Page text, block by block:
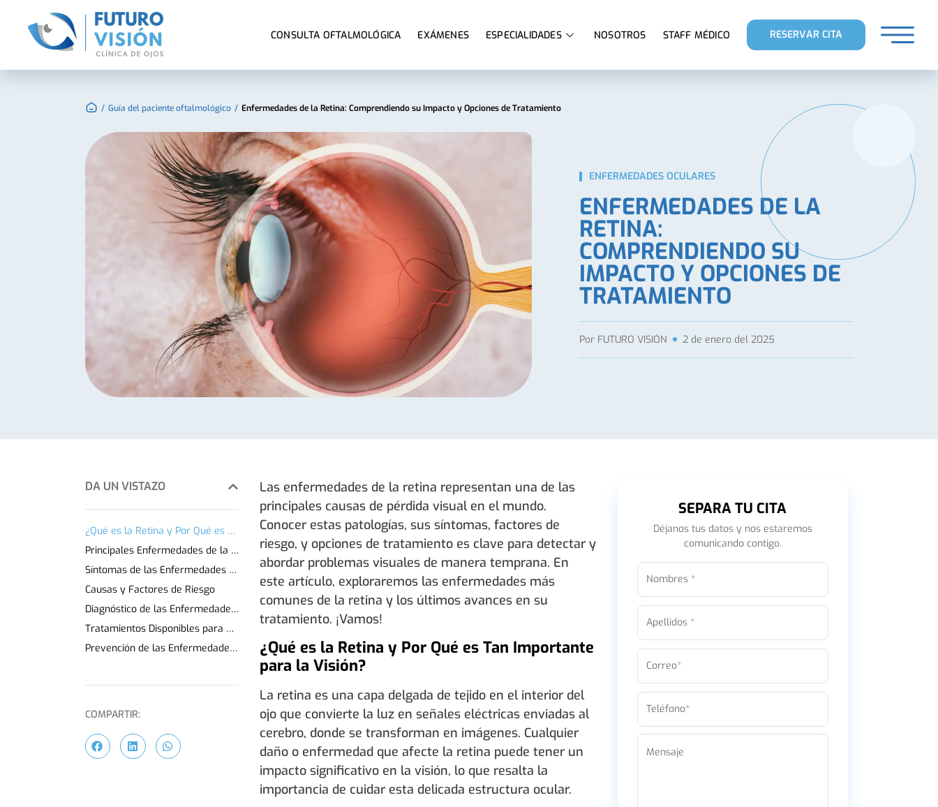
CONSULTA OFTALMOLÓGICA EXÁMENES ESPECIALIDADES NOSOTROS STAFF MÉDICO RESERVAR CITA
/ Guía del paciente oftalmológico / Enfermedades de la Retina: Comprendiendo su Impacto y Opciones de Tratamiento
ENFERMEDADES OCULARES
ENFERMEDADES DE LA
RETINA:
COMPRENDIENDO SU
IMPACTO Y OPCIONES DE
TRATAMIENTO
Por FUTURO VISIÓN 2 de enero del 2025
DA UN VISTAZO
¿Qué es la Retina y Por Qué es Tan Importante para la Visión?
Principales Enfermedades de la Retina
Síntomas de las Enfermedades de la Retina
Causas y Factores de Riesgo
Diagnóstico de las Enfermedades Retinianas
Tratamientos Disponibles para Enfermedades de la Retina
Prevención de las Enfermedades de la Retina
COMPARTIR:
Las enfermedades de la retina representan una de las
principales causas de pérdida visual en el mundo.
Conocer estas patologías, sus síntomas, factores de
riesgo, y opciones de tratamiento es clave para detectar y
abordar problemas visuales de manera temprana. En
este artículo, exploraremos las enfermedades más
comunes de la retina y los últimos avances en su
tratamiento. ¡Vamos!
¿Qué es la Retina y Por Qué es Tan Importante
para la Visión?
La retina es una capa delgada de tejido en el interior del
ojo que convierte la luz en señales eléctricas enviadas al
cerebro, donde se transforman en imágenes. Cualquier
daño o enfermedad que afecte la retina puede tener un
impacto significativo en la visión, lo que resalta la
importancia de cuidar esta delicada estructura ocular.
SEPARA TU CITA
Déjanos tus datos y nos estaremos
comunicando contigo.
Nombres *
Apellidos *
Correo*
Teléfono*
Mensaje